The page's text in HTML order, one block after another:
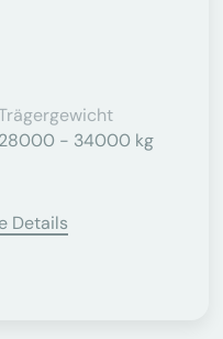
28000 - 34000 kg
Details